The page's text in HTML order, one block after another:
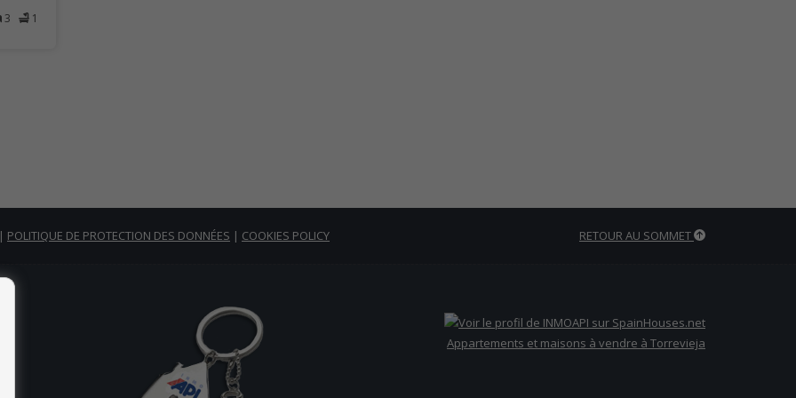
3 1
| POLITIQUE DE PROTECTION DES DONNÉES | COOKIES POLICY RETOUR AU SOMMET
Appartements et maisons à vendre à Torrevieja